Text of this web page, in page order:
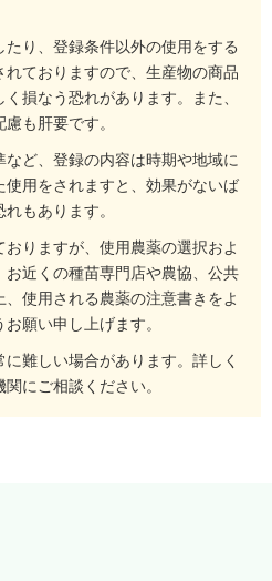
り、登録条件以外の使用をする
ておりますので、生産物の商品
損なう恐れがあります。また、
も肝要です。
ど、登録の内容は時期や地域に
使用をされますと、効果がないば
もあります。
りますが、使用農薬の選択およ
近くの種苗専門店や農協、公共
使用される農薬の注意書きをよ
願い申し上げます。
難しい場合があります。詳しく
にご相談ください。